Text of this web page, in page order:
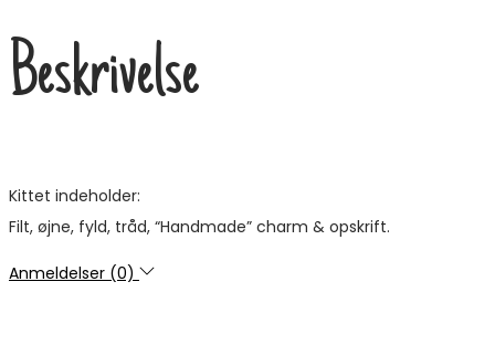
Beskrivelse
Kittet indeholder:
Filt, øjne, fyld, tråd, “Handmade” charm & opskrift.
Anmeldelser (0)